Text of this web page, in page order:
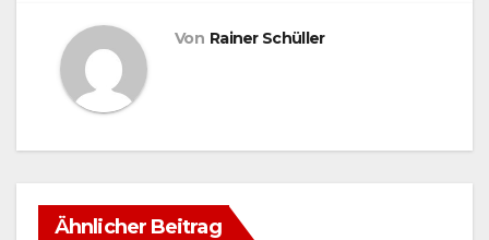
Von Rainer Schüller
Ähnlicher Beitrag